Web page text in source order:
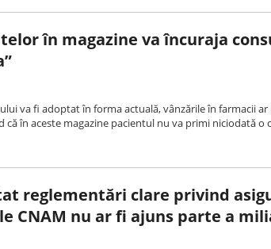
în magazine va încuraja
va fi adoptat în forma actuală, vânzările în farmacii ar
că în aceste magazine pacientul nu va primi niciodată o
reglementări clare privind
CNAM nu ar fi ajuns parte a